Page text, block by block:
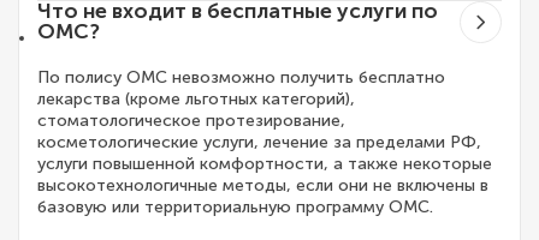
Что не входит в бесплатные услуги по
ОМС?
По полису ОМС невозможно получить бесплатно
лекарства (кроме льготных категорий),
стоматологическое протезирование,
косметологические услуги, лечение за пределами РФ,
услуги повышенной комфортности, а также некоторые
высокотехнологичные методы, если они не включены в
базовую или территориальную программу ОМС.